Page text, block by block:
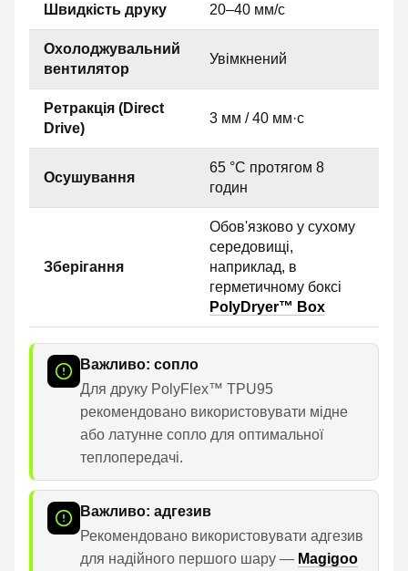
Швидкість друку 20–40 мм/с
Охолоджувальний
вентилятор
Увімкнений
Ретракція (Direct
Drive)
3 мм / 40 мм·с
Осушування
65 °C протягом 8
годин
Зберігання
Обов'язково у сухому
середовищі,
наприклад, в
герметичному боксі
PolyDryer™ Box
Важливо: сопло
Для друку PolyFlex™ TPU95
рекомендовано використовувати мідне
або латунне сопло для оптимальної
теплопередачі.
Важливо: адгезив
Рекомендовано використовувати адгезив
для надійного першого шару — Magigoo